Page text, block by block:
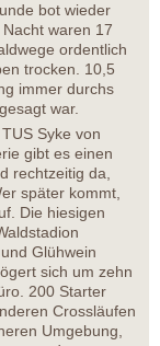
bot wieder
waren 17
ordentlich
trocken. 10,5
immer durchs
war.
Syke von
gibt es einen
rechtzeitig da,
später kommt,
Die hiesigen
Glühwein
sich um zehn
200 Starter
Crossläufen
Umgebung,